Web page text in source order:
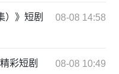
）》短剧
08-08 14:58
彩短剧
08-08 10:49